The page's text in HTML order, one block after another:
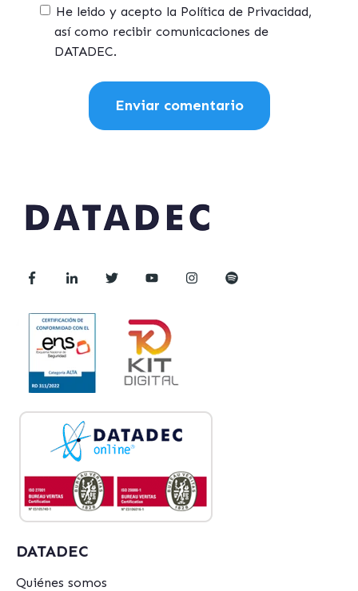
He leido y acepto la Política de Privacidad,
así como recibir comunicaciones de
DATADEC.
DATADEC
Quiénes somos